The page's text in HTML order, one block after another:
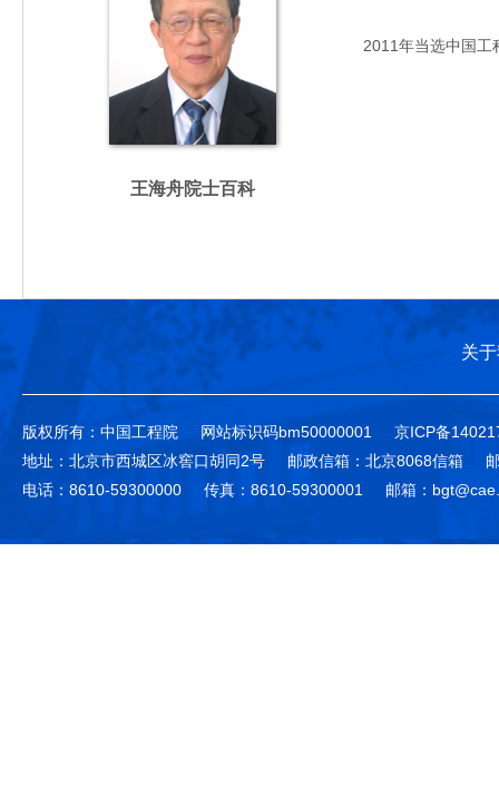
王海舟院士百科
2011年当选中国工
关
版权所有：中国工程院 网站标识码bm50000001
京ICP备
地址：北京市西城区冰窖口胡同2号
邮政信箱：北京8068信箱
电话：8610-59300000
传真：8610-59300001 邮箱：